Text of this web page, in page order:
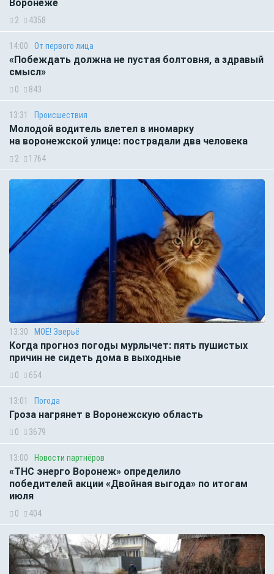
Воронеже
2 4358
14:00 От первого лица
«Побеждать должна не пустая болтовня, а здравый
смысл»
0 843
13:31 Происшествия
Молодой водитель влетел в иномарку
на воронежской улице: пострадали два человека
2 1764
13:30 МОЁ! Зверьё
Когда прогноз погоды мурлычет: пять пушистых
причин не сидеть дома в выходные
0 654
13:01 Погода
Гроза нагрянет в Воронежскую область
0 3679
13:00 Новости партнёров
«ТНС энерго Воронеж» определило
победителей акции «Двойная выгода» по итогам
июля
0 404